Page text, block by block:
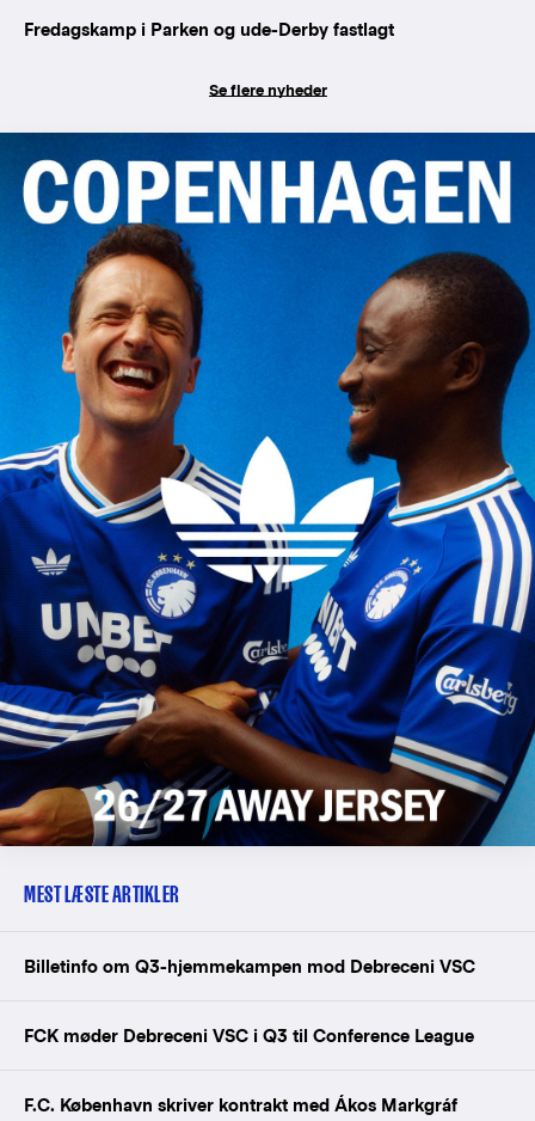
Fredagskamp i Parken og ude-Derby fastlagt
Se flere nyheder
MEST LÆSTE ARTIKLER
Billetinfo om Q3-hjemmekampen mod Debreceni VSC
FCK møder Debreceni VSC i Q3 til Conference League
F.C. København skriver kontrakt med Ákos Markgráf